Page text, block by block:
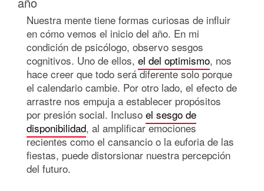
Nuestra mente tiene formas curiosas de influir
en cómo vemos el inicio del año. En mi
condición de psicólogo, observo sesgos
cognitivos. Uno de ellos, el del optimismo, nos
hace creer que todo será diferente solo porque
el calendario cambie. Por otro lado, el efecto de
arrastre nos empuja a establecer propósitos
por presión social. Incluso el sesgo de
disponibilidad, al amplificar emociones
recientes como el cansancio o la euforia de las
fiestas, puede distorsionar nuestra percepción
del futuro.